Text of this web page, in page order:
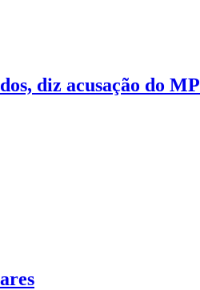
diz acusação do MP